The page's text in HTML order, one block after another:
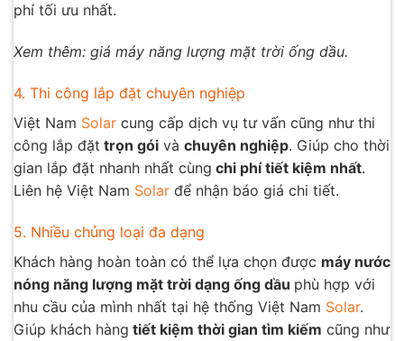
phí tối ưu nhất.
Xem thêm: giá máy năng lượng mặt trời ống dầu.
4. Thi công lắp đặt chuyên nghiệp
Việt Nam Solar cung cấp dịch vụ tư vấn cũng như thi
công lắp đặt trọn gói và chuyên nghiệp. Giúp cho thời
gian lắp đặt nhanh nhất cùng chi phí tiết kiệm nhất.
Liên hệ Việt Nam Solar để nhận báo giá chi tiết.
5. Nhiều chủng loại đa dạng
Khách hàng hoàn toàn có thể lựa chọn được máy nước
nóng năng lượng mặt trời dạng ống dầu phù hợp với
nhu cầu của mình nhất tại hệ thống Việt Nam Solar.
Giúp khách hàng tiết kiệm thời gian tìm kiếm cũng như